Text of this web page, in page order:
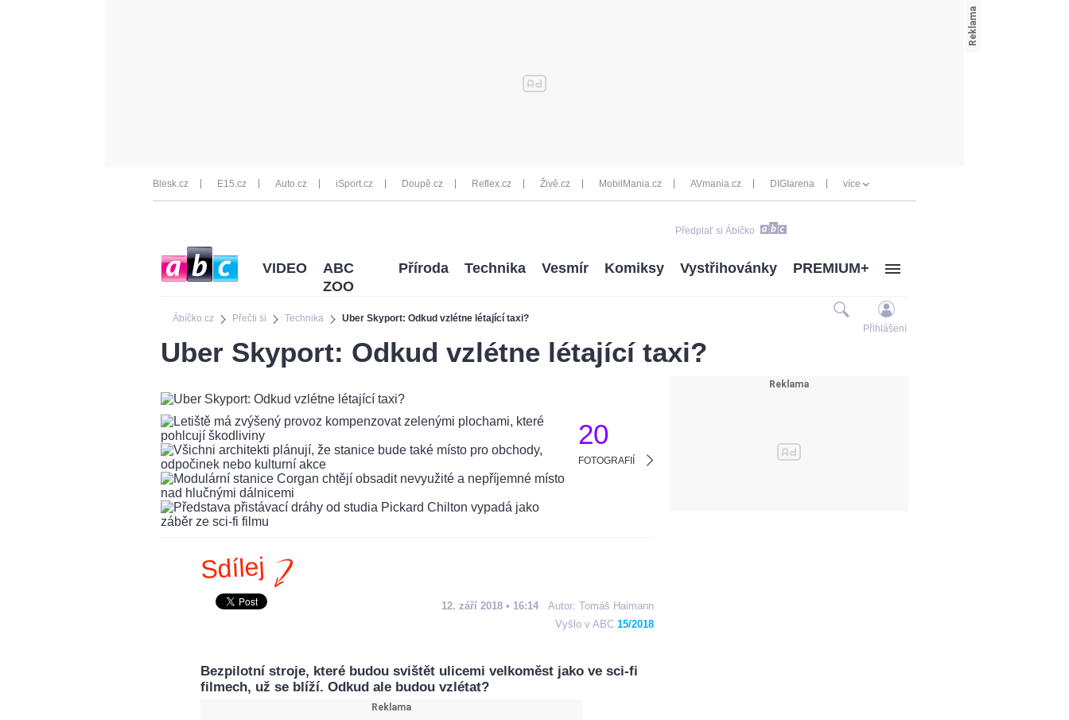
Blesk.cz E15.cz Auto.cz iSport.cz Doupě.cz Reflex.cz Živě.cz MobilMania.cz AVmania.cz DIGIarena více
Předplať si Ábíčko
Ábíčko.cz Přečti si Technika Uber Skyport: Odkud vzlétne létající taxi?
VIDEO
ABC
ZOO
Příroda Technika Vesmír Komiksy Vystřihovánky PREMIUM+
Přihlášení
Uber Skyport: Odkud vzlétne létající taxi?
20
FOTOGRAFIÍ
Sdílej
12. září 2018 • 16:14 Autor: Tomáš Haimann
Vyšlo v ABC 15/2018
Bezpilotní stroje, které budou svištět ulicemi velkoměst jako ve sci-fi
filmech, už se blíží. Odkud ale budou vzlétat?